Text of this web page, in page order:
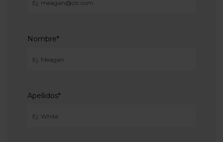
Nombre*
Apellidos*